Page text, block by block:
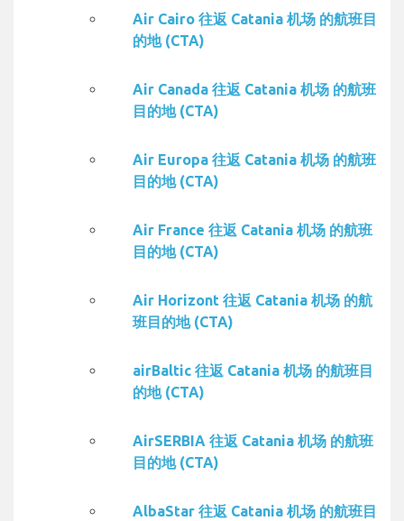
Air Cairo 往返 Catania 机场 的航班目
的地 (CTA)
Air Canada 往返 Catania 机场 的航班
目的地 (CTA)
Air Europa 往返 Catania 机场 的航班
目的地 (CTA)
Air France 往返 Catania 机场 的航班
目的地 (CTA)
Air Horizont 往返 Catania 机场 的航
班目的地 (CTA)
airBaltic 往返 Catania 机场 的航班目
的地 (CTA)
AirSERBIA 往返 Catania 机场 的航班
目的地 (CTA)
AlbaStar 往返 Catania 机场 的航班目